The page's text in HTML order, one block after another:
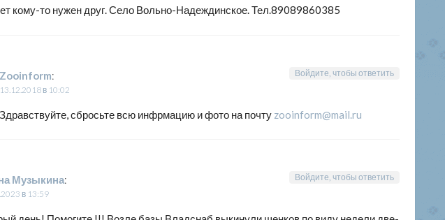
кому-то нужен друг. Село Вольно-Надеждинское. Тел.89089860385
Zooinform:
13.12.2018 в 10:02
Здравствуйте, сбросьте всю инфрмацию и фото на почту zooinform@mail.ru
Войдите, чтобы ответить
Музыкина:
в 13:59
Войдите, чтобы ответить